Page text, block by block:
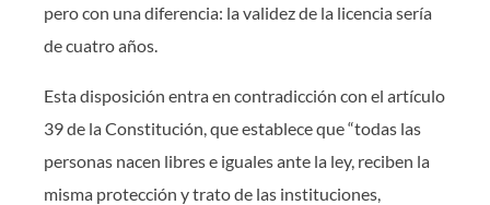
pero con una diferencia: la validez de la licencia sería
de cuatro años.
Esta disposición entra en contradicción con el artículo
39 de la Constitución, que establece que “todas las
personas nacen libres e iguales ante la ley, reciben la
misma protección y trato de las instituciones,